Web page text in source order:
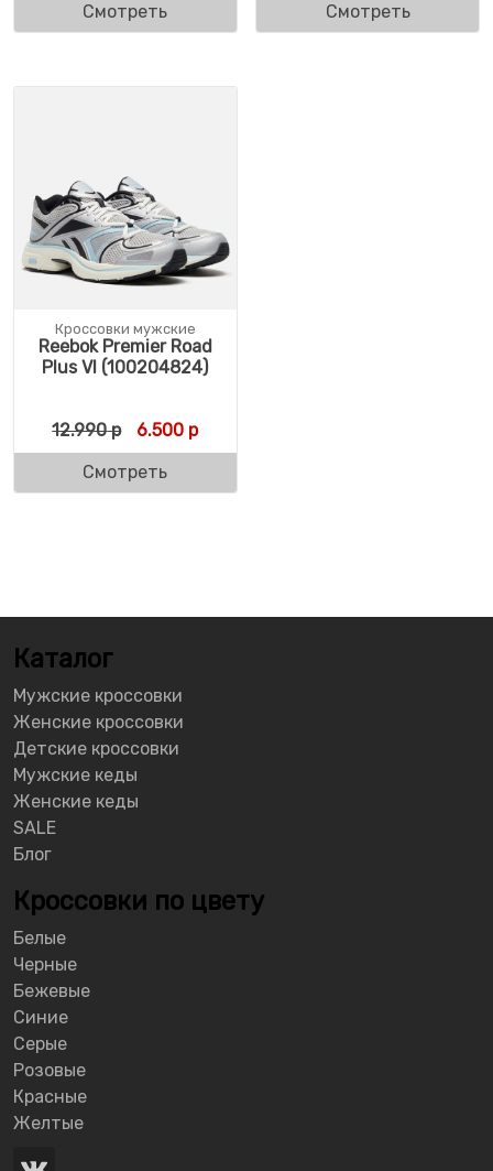
Смотреть Смотреть
Кроссовки мужские
Reebok Premier Road
Plus VI (100204824)
12.990р Первоначальная цена составляла 12.990
6.500 рТекущая цена: 6.500 р.
Смотреть
Каталог
Мужские кроссовки
Женские кроссовки
Детские кроссовки
Мужские кеды
Женские кеды
SALE
Блог
Кроссовки по цвету
Белые
Черные
Бежевые
Синие
Серые
Розовые
Красные
Желтые